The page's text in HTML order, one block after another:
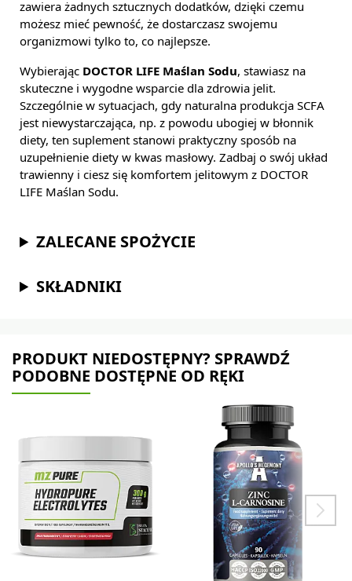
zawiera żadnych sztucznych dodatków, dzięki czemu
możesz mieć pewność, że dostarczasz swojemu
organizmowi tylko to, co najlepsze.
Wybierając DOCTOR LIFE Maślan Sodu, stawiasz na
skuteczne i wygodne wsparcie dla zdrowia jelit.
Szczególnie w sytuacjach, gdy naturalna produkcja SCFA
jest niewystarczająca, np. z powodu ubogiej w błonnik
diety, ten suplement stanowi praktyczny sposób na
uzupełnienie diety w kwas masłowy. Zadbaj o swój układ
trawienny i ciesz się komfortem jelitowym z DOCTOR
LIFE Maślan Sodu.
ZALECANE SPOŻYCIE
SKŁADNIKI
PRODUKT NIEDOSTĘPNY? SPRAWDŹ
PODOBNE DOSTĘPNE OD RĘKI